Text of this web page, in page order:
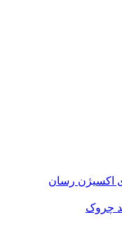
اکسیژن رسان
چروک